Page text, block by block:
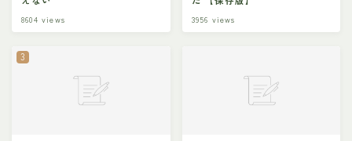
8604 views 3956 views